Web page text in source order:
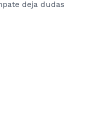
deja dudas